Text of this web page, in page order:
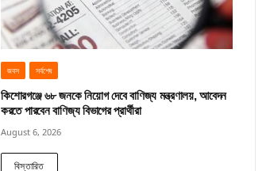
জবস সর্বশেষ
কিশোরগঞ্জে ৬৮ জনকে নিয়োগ দেবে বাণিজ্য মন্ত্রণালয়, আবেদন
করতে পারবেন বাণিজ্য বিভাগের প্রার্থীরা
August 6, 2026
বিস্তারিত